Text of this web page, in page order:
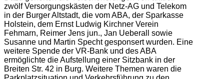
zwölf Versorgungskästen der Netz-AG und Telekom
in der Burger Altstadt, die vom ABA, der Sparkasse
Holstein, dem Ernst Ludwig Kirchner Verein
Fehmarn, Reimer Jens jun., Jan Ueberall sowie
Susanne und Martin Specht gesponsert wurden. Eine
weitere Spende der VR-Bank und des ABA
ermöglichte die Aufstellung einer Sitzbank in der
Breiten Str. 42 in Burg. Weitere Themen waren die